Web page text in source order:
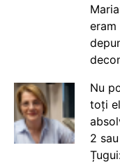
eram
Nu
toți
2